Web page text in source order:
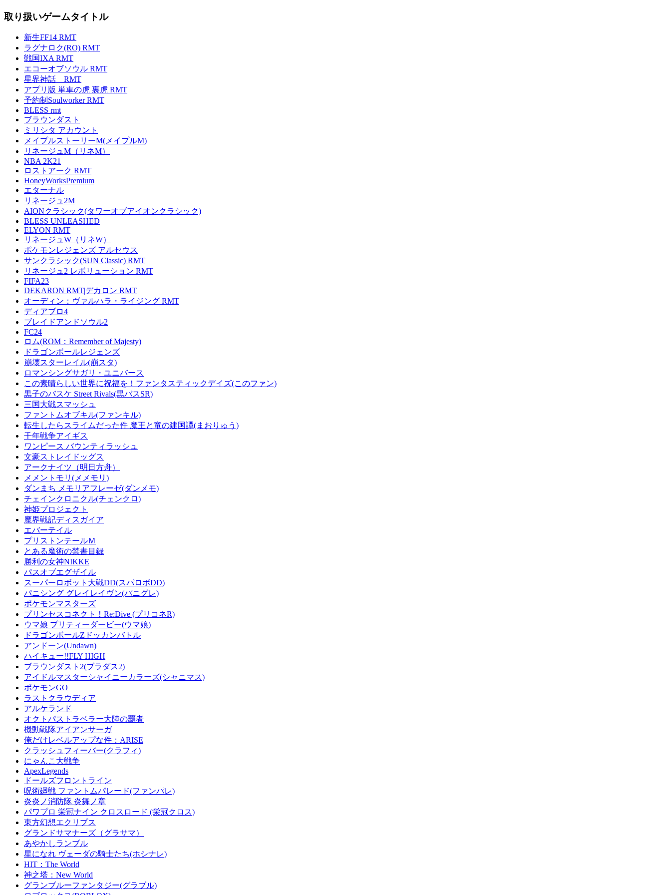
取り扱いゲームタイトル
新生FF14 RMT
ラグナロク(RO) RMT
戦国IXA RMT
エコーオブソウル RMT
星界神話 RMT
アプリ版 単車の虎 裏虎 RMT
予約制Soulworker RMT
BLESS rmt
ブラウンダスト
ミリシタ アカウント
メイプルストーリーM(メイプルM)
リネージュM（リネM）
NBA 2K21
ロストアーク RMT
HoneyWorksPremium
エターナル
リネージュ2M
AIONクラシック(タワーオブアイオンクラシック)
BLESS UNLEASHED
ELYON RMT
リネージュW（リネW）
ポケモンレジェンズ アルセウス
サンクラシック(SUN Classic) RMT
リネージュ2 レボリューション RMT
FIFA23
DEKARON RMT|デカロン RMT
オーディン：ヴァルハラ・ライジング RMT
ディアブロ4
ブレイドアンドソウル2
FC24
ロム(ROM：Remember of Majesty)
ドラゴンボールレジェンズ
崩壊スターレイル(崩スタ)
ロマンシングサガリ・ユニバース
この素晴らしい世界に祝福を！ファンタスティックデイズ(このファン)
黒子のバスケ Street Rivals(黒バスSR)
三国大戦スマッシュ
ファントムオブキル(ファンキル)
転生したらスライムだった件 魔王と竜の建国譚(まおりゅう)
千年戦争アイギス
ワンピース バウンティラッシュ
文豪ストレイドッグス
アークナイツ（明日方舟）
メメントモリ(メメモリ)
ダンまち メモリアフレーゼ(ダンメモ)
チェインクロニクル(チェンクロ)
神姫プロジェクト
魔界戦記ディスガイア
エバーテイル
プリストンテールＭ
とある魔術の禁書目録
勝利の女神NIKKE
パスオブエグザイル
スーパーロボット大戦DD(スパロボDD)
パニシング グレイレイヴン(パニグレ)
ポケモンマスターズ
プリンセスコネクト！Re:Dive (プリコネR)
ウマ娘 プリティーダービー(ウマ娘)
ドラゴンボールZドッカンバトル
アンドーン(Undawn)
ハイキュー!!FLY HIGH
ブラウンダスト2(ブラダス2)
アイドルマスターシャイニーカラーズ(シャニマス)
ポケモンGO
ラストクラウディア
アルケランド
オクトパストラベラー大陸の覇者
機動戦隊アイアンサーガ
俺だけレベルアップな件：ARISE
クラッシュフィーバー(クラフィ)
にゃんこ大戦争
ApexLegends
ドールズフロントライン
呪術廻戦 ファントムパレード(ファンパレ)
炎炎ノ消防隊 炎舞ノ章
パワプロ 栄冠ナイン クロスロード (栄冠クロス)
東方幻想エクリプス
グランドサマナーズ（グラサマ）
あやかしランブル
星になれ ヴェーダの騎士たち(ホシナレ)
HIT：The World
神之塔：New World
グランブルーファンタジー(グラブル)